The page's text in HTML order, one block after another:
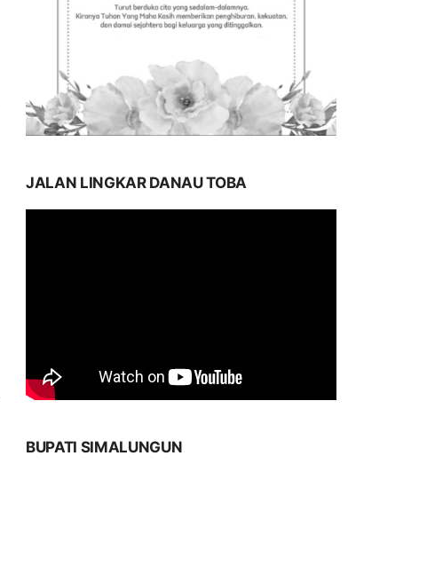
JALAN LINGKAR DANAU TOBA
BUPATI SIMALUNGUN